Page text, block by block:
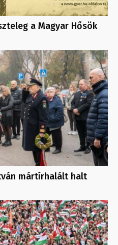
a Magyar Hősök
mártírhalált halt